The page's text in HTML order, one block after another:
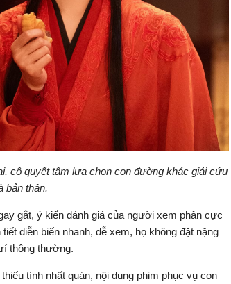
cô quyết tâm lựa chọn con đường khác giải cứu
bản thân.
gắt, ý kiến đánh giá của người xem phân cực
diễn biến nhanh, dễ xem, họ không đặt nặng
thông thường.
tính nhất quán, nội dung phim phục vụ con